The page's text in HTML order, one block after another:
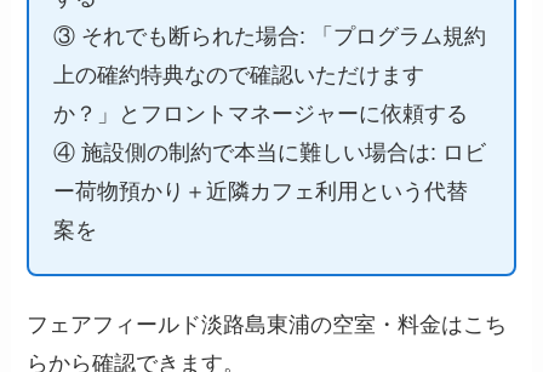
③ それでも断られた場合: 「プログラム規約
上の確約特典なので確認いただけます
か？」とフロントマネージャーに依頼する
④ 施設側の制約で本当に難しい場合は: ロビ
ー荷物預かり＋近隣カフェ利用という代替
案を
フェアフィールド淡路島東浦の空室・料金はこち
らから確認できます。